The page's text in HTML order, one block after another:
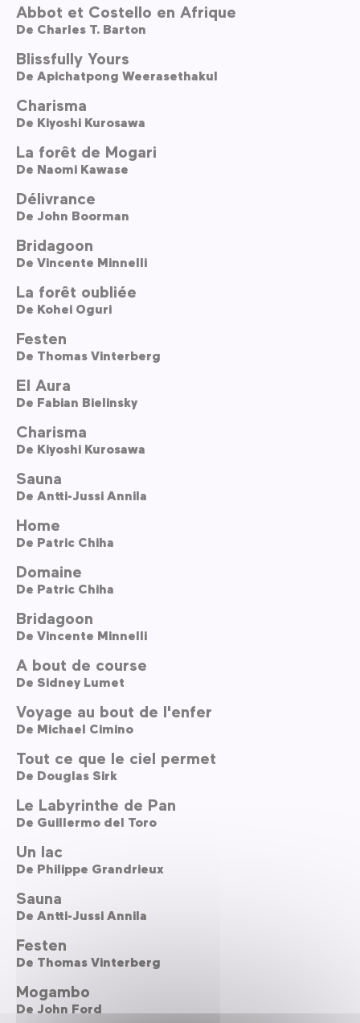
Abbot et Costello en Afrique
De Charles T. Barton
Blissfully Yours
De Apichatpong Weerasethakul
Charisma
De Kiyoshi Kurosawa
La forêt de Mogari
De Naomi Kawase
Délivrance
De John Boorman
Bridagoon
De Vincente Minnelli
La forêt oubliée
De Kohei Oguri
Festen
De Thomas Vinterberg
El Aura
De Fabian Bielinsky
Charisma
De Kiyoshi Kurosawa
Sauna
De Antti-Jussi Annila
Home
De Patric Chiha
Domaine
De Patric Chiha
Bridagoon
De Vincente Minnelli
A bout de course
De Sidney Lumet
Voyage au bout de l'enfer
De Michael Cimino
Tout ce que le ciel permet
De Douglas Sirk
Le Labyrinthe de Pan
De Guillermo del Toro
Un lac
De Philippe Grandrieux
Sauna
De Antti-Jussi Annila
Festen
De Thomas Vinterberg
Mogambo
De John Ford